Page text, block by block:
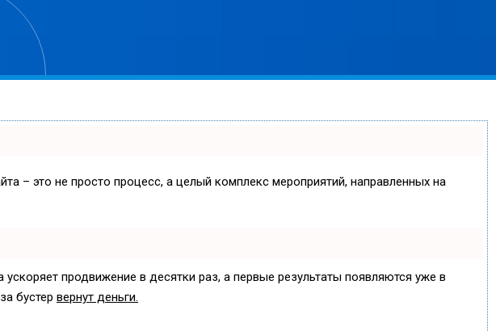
– это не просто процесс, а целый комплекс мероприятий, направленных на
ускоряет продвижение в десятки раз, а первые результаты появляются уже в
за бустер вернут деньги.